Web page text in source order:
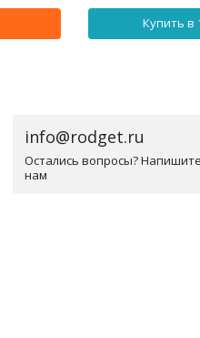
Купить в
info@rodget.ru
Остались вопросы? Напишите
нам